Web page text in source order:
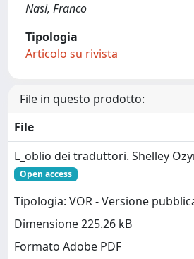
Nasi, Franco
Tipologia
Articolo su rivista
File in questo prodotto:
File
L_oblio dei traduttori. Shelley
Open access
Tipologia: VOR - Versione
Dimensione 225.26 kB
Formato Adobe PDF